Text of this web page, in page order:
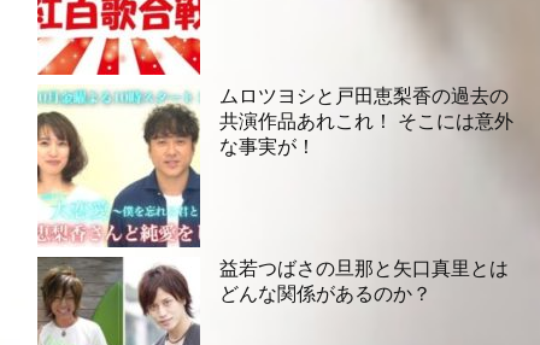
ムロツヨシと戸田恵梨香の過去の
共演作品あれこれ！ そこには意外
な事実が！
益若つばさの旦那と矢口真里とは
どんな関係があるのか？